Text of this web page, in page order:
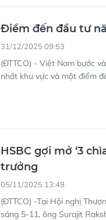
Điểm đến đầu tư
31/12/2025 09:53
(ĐTTCO) - Việt Nam bước
nhất khu vực và một điểm
HSBC gợi mở ‘3
trưởng
05/11/2025 13:49
(ĐTTCO) -Tại Hội nghị
sáng 5-11, ông Surajit